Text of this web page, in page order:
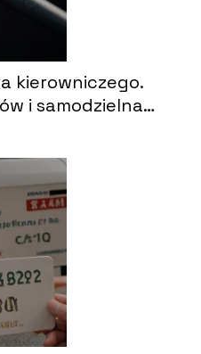
kierowniczego.
i samodzielna